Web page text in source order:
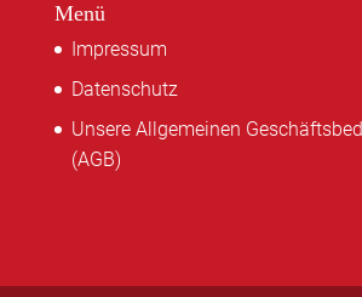
Menü
Impressum
Datenschutz
Unsere Allgemeinen
(AGB)